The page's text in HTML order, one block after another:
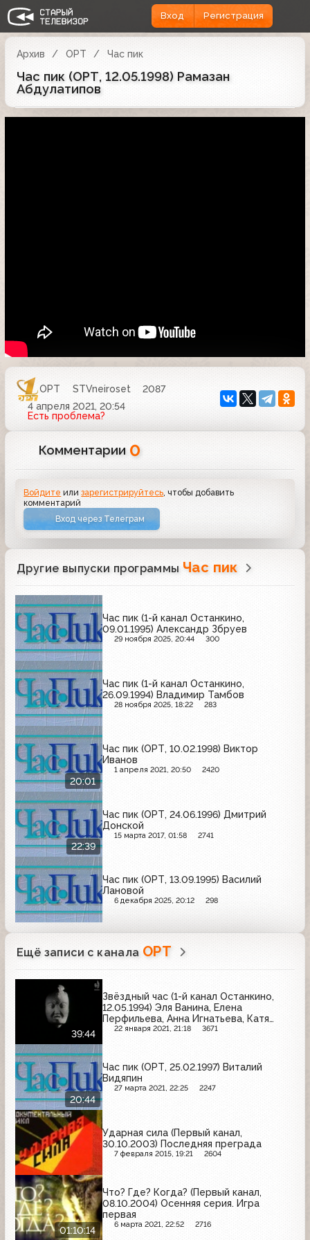
Вход Регистрация
Архив ОРТ Час пик
Час пик (ОРТ, 12.05.1998) Рамазан
Абдулатипов
ОРТ STVneiroset
2087
4 апреля 2021, 20:54
Есть проблема?
Комментарии 0
Войдите илизарегистрируйтесь , чтобы добавить
комментарий
Вход через Телеграм
Другие выпуски программы Час пик
Час пик (1-й канал Останкино,
09.01.1995) Александр Збруев
29 ноября 2025, 20:44 300
Час пик (1-й канал Останкино,
26.09.1994) Владимир Тамбов
28 ноября 2025, 18:22 283
20:01
Час пик (ОРТ, 10.02.1998) Виктор
Иванов
1 апреля 2021, 20:50 2420
22:39
Час пик (ОРТ, 24.06.1996) Дмитрий
Донской
15 марта 2017, 01:58 2741
Час пик (ОРТ, 13.09.1995) Василий
Лановой
6 декабря 2025, 20:12 298
Ещё записи с канала ОРТ
39:44
Звёздный час (1-й канал Останкино,
12.05.1994) Эля Ванина, Елена
Перфильева, Анна Игнатьева, Катя
Грушникова, Володя Моисеев, Тоня
22 января 2021, 21:18 3671
20:44
Час пик (ОРТ, 25.02.1997) Виталий
Видяпин
27 марта 2021, 22:25 2247
Ударная сила (Первый канал,
30.10.2003) Последняя преграда
7 февраля 2015, 19:21 2604
01:10:14
Что? Где? Когда? (Первый канал,
08.10.2004) Осенняя серия. Игра
первая
6 марта 2021, 22:52 2716